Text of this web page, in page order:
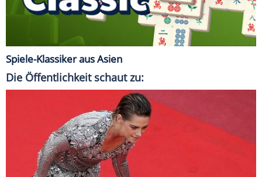
Spiele-Klassiker aus Asien
Die Öffentlichkeit schaut zu: